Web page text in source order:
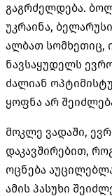
გაგრძელდება.
უკრაინა,
ალბათ სომხეთიც,
ნავსაყუდელს
ძალიან
ყოფნა არ
მოკლე ვადაში,
დაკავშირებით,
ოცნება
ამის პასუხი